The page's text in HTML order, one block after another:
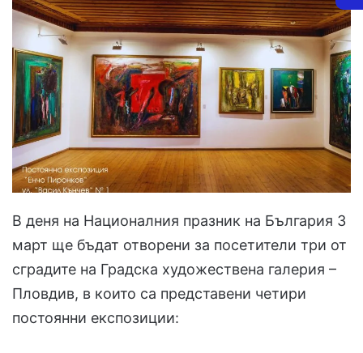
В деня на Националния празник на България 3
март ще бъдат отворени за посетители три от
сградите на Градска художествена галерия –
Пловдив, в които са представени четири
постоянни експозиции: